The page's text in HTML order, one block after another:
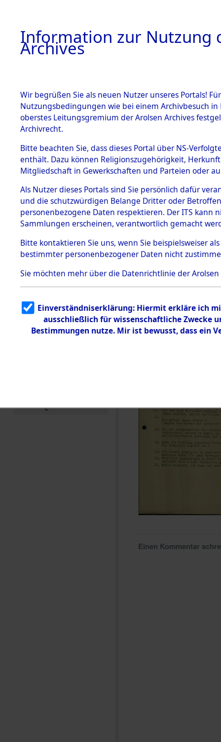
BESTÄNDE
1.
mente
5. Verschiedenes
5.3
Todesmärsche
5.3.1 Alliierte
Erhebungen
zu
Todesmärsch
en
5.3.2
g
5.3.3
Todesmärsch
e
von
Toter aus
Ort ihrer
0003
Einen Kommentar
Information zur Nutzung
Archives
Wir begrüßen Sie als neuen Nutzer unseres Portals!
Nutzungsbedingungen wie bei einem Archivbesuch
oberstes Leitungsgremium der Arolsen Archives
Archivrecht.
Bitte beachten Sie, dass dieses Portal über NS-
enthält. Dazu können Religionszugehörigkeit,
Mitgliedschaft in Gewerkschaften und Parteien oder
Als Nutzer dieses Portals sind Sie persönlich dafür
und die schutzwürdigen Belange Dritter oder
personenbezogene Daten respektieren. Der ITS
Sammlungen erscheinen, verantwortlich gemacht
Bitte kontaktieren Sie uns, wenn Sie beispielsweiser
bestimmter personenbezogener Daten nicht
Sie möchten mehr über die Datenrichtlinie der Arolsen
Einverständniserklärung: Hiermit erkläre ich
ausschließlich für wissenschaftliche Zwecke
Bestimmungen nutze. Mir ist bewusst, dass ein